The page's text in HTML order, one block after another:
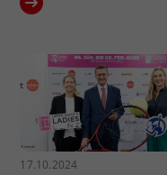
17.10.2024